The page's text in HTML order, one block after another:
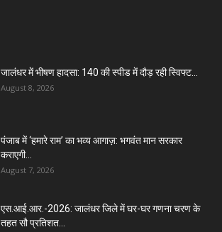
जालंधर में भीषण हादसा: 140 की स्पीड में दौड़ रही स्विफ्ट...
August 8, 2026
पंजाब में ‘हमारे राम’ का भव्य आगाज़: भगवंत मान सरकार
कराएगी...
August 7, 2026
एस.आई.आर.-2026: जालंधर जिले में घर-घर गणना चरण के
तहत सौ प्रतिशत...